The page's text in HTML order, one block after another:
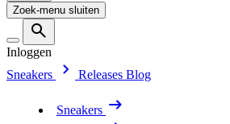
Zoek-menu sluiten
Inloggen
Sneakers
Releases Blog
Sneakers